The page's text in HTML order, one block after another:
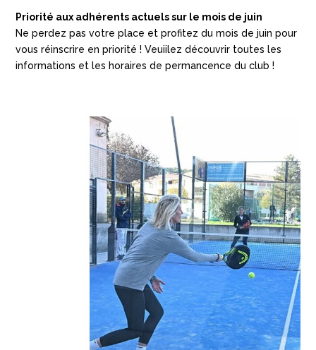
Priorité aux adhérents actuels sur le mois de juin
Ne perdez pas votre place et profitez du mois de juin pour
vous réinscrire en priorité ! Veuiilez découvrir toutes les
informations et les horaires de permancence du club !